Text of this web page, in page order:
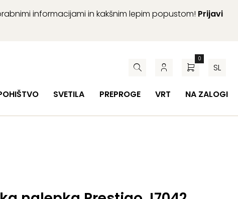
informacijami in kakšnim lepim popustom! Prijavi
0
SL
SVETILA PREPROGE VRT NA ZALOGI